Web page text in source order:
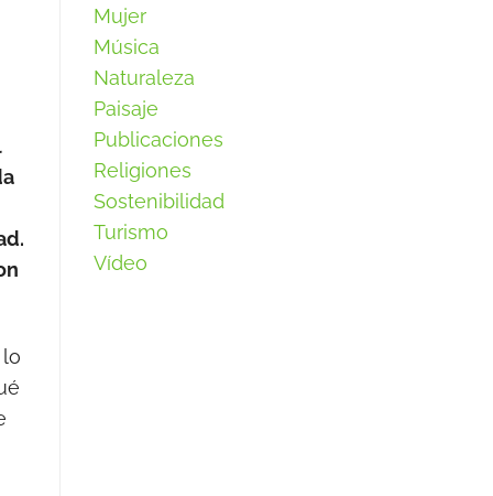
Mujer
Música
Naturaleza
Paisaje
Publicaciones
Religiones
Sostenibilidad
Turismo
Vídeo